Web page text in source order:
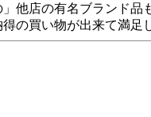
他店の有名ブランド
の買い物が出来て満足